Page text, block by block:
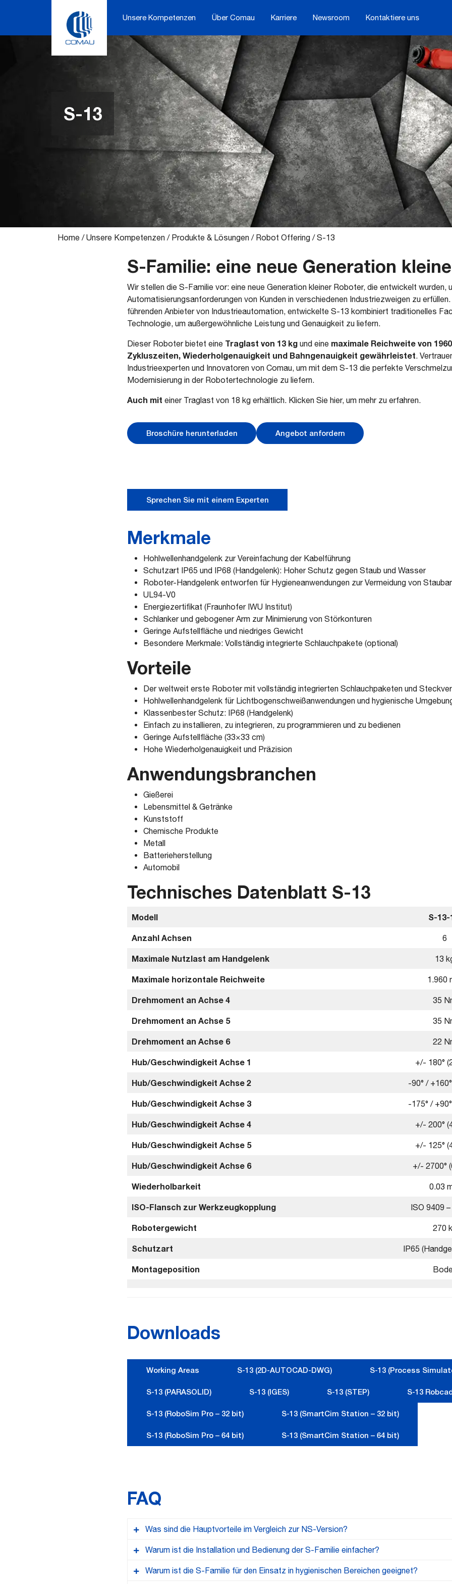
Unsere Kompetenzen Über Comau Karriere Newsroom Kontaktiere uns
S-13
Home /Unsere Kompetenzen / Produkte & Lösungen / Robot Offering /S-13
S-Familie: eine neue Generation
Wir stellen die S-Familie vor: eine neue Generation kleiner Roboter, die entwickelt wurden,
Automatisierungsanforderungen von Kunden in verschiedenen Industriezweigen zu
führenden Anbieter von Industrieautomation, entwickelte S-13 kombiniert traditionelles
Technologie, um außergewöhnliche Leistung und Genauigkeit zu liefern.
Dieser Roboter bietet eine Traglast von 13 kg und eine maximale Reichweite von
Zykluszeiten, Wiederholgenauigkeit und Bahngenauigkeit gewährleistet.
Industrieexperten und Innovatoren von Comau, um mit dem S-13 die perfekte
Modernisierung in der Robotertechnologie zu liefern.
Auch mit einer Traglast von 18 kg erhältlich. Klicken Sie hier, um mehr zu erfahren.
Broschüre herunterladen Angebot anfordern
Sprechen Sie mit einem Experten
Merkmale
Hohlwellenhandgelenk zur Vereinfachung der Kabelführung
Schutzart IP65 und IP68 (Handgelenk): Hoher Schutz gegen Staub und Wasser
Roboter-Handgelenk entworfen für Hygieneanwendungen zur Vermeidung von
UL94-V0
Energiezertifikat (Fraunhofer IWU Institut)
Schlanker und gebogener Arm zur Minimierung von Störkonturen
Geringe Aufstellfläche und niedriges Gewicht
Besondere Merkmale: Vollständig integrierte Schlauchpakete (optional)
Vorteile
Der weltweit erste Roboter mit vollständig integrierten Schlauchpaketen und
Hohlwellenhandgelenk für Lichtbogenschweißanwendungen und hygienische
Klassenbester Schutz: IP68 (Handgelenk)
Einfach zu installieren, zu integrieren, zu programmieren und zu bedienen
Geringe Aufstellfläche (33×33 cm)
Hohe Wiederholgenauigkeit und Präzision
Anwendungsbranchen
Gießerei
Lebensmittel & Getränke
Kunststoff
Chemische Produkte
Metall
Batterieherstellung
Automobil
Technisches Datenblatt S-13
Modell S-13-
Anzahl Achsen 6
Maximale Nutzlast am Handgelenk 13
Maximale horizontale Reichweite 1.960
Drehmoment an Achse 4 35
Drehmoment an Achse 5 35
Drehmoment an Achse 6 22
Hub/Geschwindigkeit Achse 1 +/- 180°
Hub/Geschwindigkeit Achse 2 -90° /
Hub/Geschwindigkeit Achse 3 -175° /
Hub/Geschwindigkeit Achse 4 +/- 200°
Hub/Geschwindigkeit Achse 5 +/- 125°
Hub/Geschwindigkeit Achse 6 +/- 2700°
Wiederholbarkeit 0.03
ISO-Flansch zur Werkzeugkopplung ISO 9409
Robotergewicht 270
Schutzart IP65
Montageposition
Downloads
Working Areas S-13 (2D-AUTOCAD-DWG) S-13 (Process
S-13 (PARASOLID) S-13 (IGES) S-13 (STEP) S-13
S-13 (RoboSim Pro – 32 bit) S-13 (SmartCim Station – 32 bit)
S-13 (RoboSim Pro – 64 bit) S-13 (SmartCim Station – 64 bit)
FAQ
Was sind die Hauptvorteile im Vergleich zur NS-Version?
idealen Wahl für Roboteranwendungen in rauen Umgebungen macht. Darüber hinaus
Warum ist die Installation und Bedienung der S-Familie einfacher?
Warum ist die S-Familie für den Einsatz in hygienischen Bereichen geeignet?